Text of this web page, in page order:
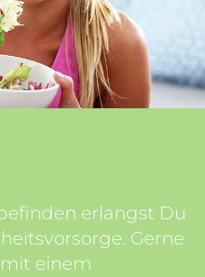
erlangst Du
Gerne
einem